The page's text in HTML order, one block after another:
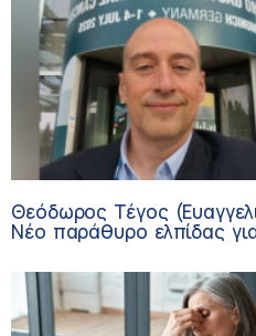
Θεόδωρος Τέγος
Νέο παράθυρο ελπίδας
κλινικών δοκιμών